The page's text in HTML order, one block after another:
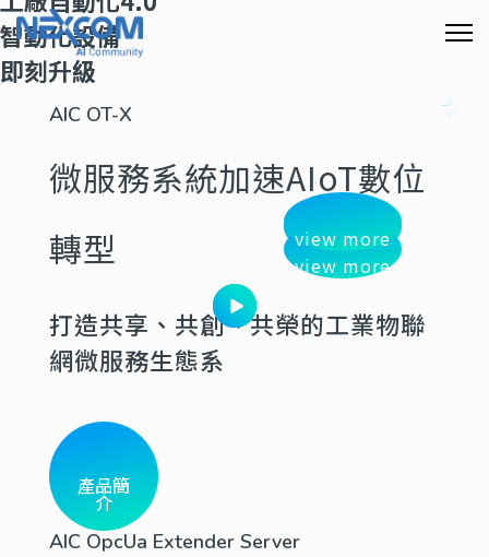
AIC OT-X
微服務系統加速AIoT數位
轉型
打造共享、共創、共榮的工業物聯
網微服務生態系
產品簡
介
AIC OpcUa Extender Server
智動化設備
即刻升級
view more
view more
view more